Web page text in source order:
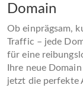
Domain
Ob einprägsam,
Traffic – jede
für eine
Ihre neue
jetzt die perfekte